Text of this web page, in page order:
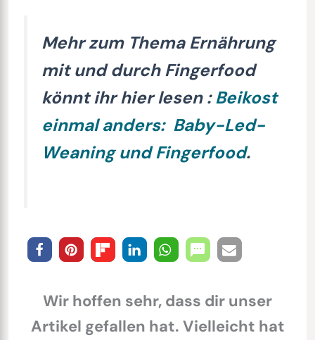
Mehr zum Thema Ernährung
mit und durch Fingerfood
könnt ihr hier lesen :Beikost
einmal anders: Baby-Led-
Weaning und Fingerfood.
Wir hoffen sehr, dass dir unser
Artikel gefallen hat. Vielleicht hat